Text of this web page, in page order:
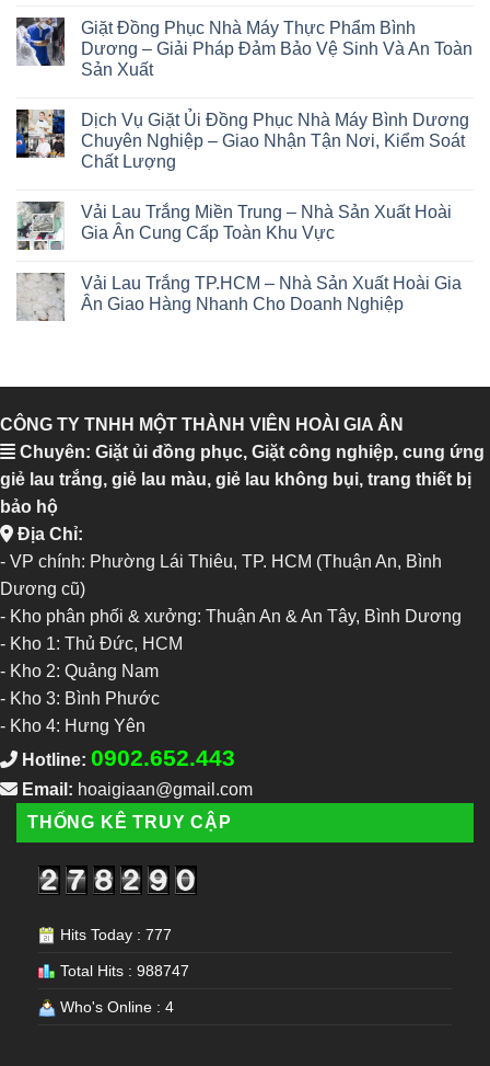
Giặt Đồng Phục Nhà Máy Thực Phẩm Bình
Dương – Giải Pháp Đảm Bảo Vệ Sinh Và An Toàn
Sản Xuất
Dịch Vụ Giặt Ủi Đồng Phục Nhà Máy Bình Dương
Chuyên Nghiệp – Giao Nhận Tận Nơi, Kiểm Soát
Chất Lượng
Vải Lau Trắng Miền Trung – Nhà Sản Xuất Hoài
Gia Ân Cung Cấp Toàn Khu Vực
Vải Lau Trắng TP.HCM – Nhà Sản Xuất Hoài Gia
Ân Giao Hàng Nhanh Cho Doanh Nghiệp
CÔNG TY TNHH MỘT THÀNH VIÊN HOÀI GIA ÂN
Chuyên: Giặt ủi đồng phục, Giặt công nghiệp, cung ứng
giẻ lau trắng, giẻ lau màu, giẻ lau không bụi, trang thiết bị
bảo hộ
Địa Chỉ:
- VP chính: Phường Lái Thiêu, TP. HCM (Thuận An, Bình
Dương cũ)
- Kho phân phối & xưởng: Thuận An & An Tây, Bình Dương
- Kho 1: Thủ Đức, HCM
- Kho 2: Quảng Nam
- Kho 3: Bình Phước
- Kho 4: Hưng Yên
Hotline: 0902.652.443
Email: hoaigiaan@gmail.com
THỐNG KÊ TRUY CẬP
Hits Today : 777
Total Hits : 988747
Who's Online : 4